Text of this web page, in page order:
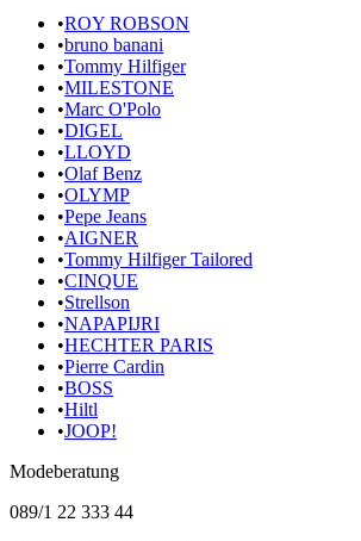
•ROY ROBSON
•bruno banani
•Tommy Hilfiger
•MILESTONE
•Marc O'Polo
•DIGEL
•LLOYD
•Olaf Benz
•OLYMP
•Pepe Jeans
•AIGNER
•Tommy Hilfiger Tailored
•CINQUE
•Strellson
•NAPAPIJRI
•HECHTER PARIS
•Pierre Cardin
•BOSS
•Hiltl
•JOOP!
Modeberatung
089/1 22 333 44